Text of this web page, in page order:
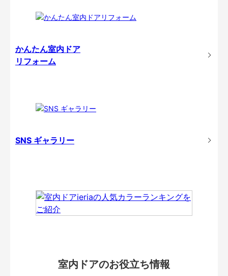
かんたん室内ドア
リフォーム
SNS ギャラリー
室内ドアのお役立ち情報